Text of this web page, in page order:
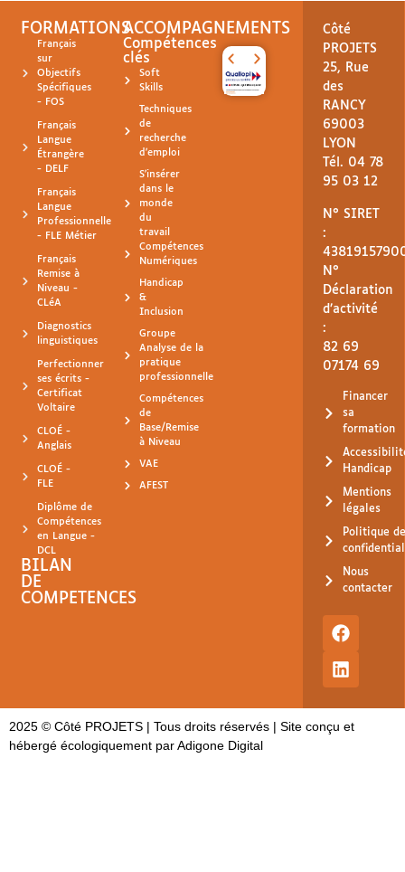
FORMATIONS
Français
sur
Objectifs
Spécifiques
- FOS
Français
Langue
Étrangère
- DELF
Français
Langue
Professionnelle
- FLE Métier
Français
Remise à
Niveau -
CLéA
Diagnostics
linguistiques
Perfectionner
ses écrits -
Certificat
Voltaire
CLOÉ -
Anglais
CLOÉ -
FLE
Diplôme de
Compétences
en Langue -
DCL
BILAN
DE
COMPETENCES
ACCOMPAGNEMENTS
Compétences
clés
Soft
Skills
Techniques
de
recherche
d'emploi
S'insérer
dans le
monde
du
travail
Compétences
Numériques
Handicap
&
Inclusion
Groupe
Analyse de la
pratique
professionnelle
Compétences
de
Base/Remise
à Niveau
VAE
AFEST
Côté
PROJETS
25, Rue
des
RANCY
69003
LYON
Tél. 04 78
95 03 12
N° SIRET
:
N°
Déclaration
d’activité
:
82 69
07174 69
Financer
sa
formation
Handicap
Mentions
légales
Politique de
Nous
contacter
2025 © Côté PROJETS | Tous droits réservés | Site conçu et
hébergé écologiquement par Adigone Digital